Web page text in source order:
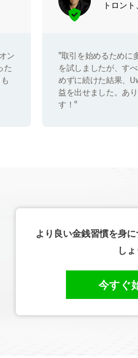
ン
た
トロン
"取引を始めるために
を試しましたが、す
めずに続けた結果、
益を出せました。あ
す！"
より良い金銭習慣を身
しょ
今すぐ